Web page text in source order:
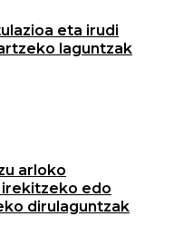
eta irudi
laguntzak
arloko
edo
dirulaguntzak